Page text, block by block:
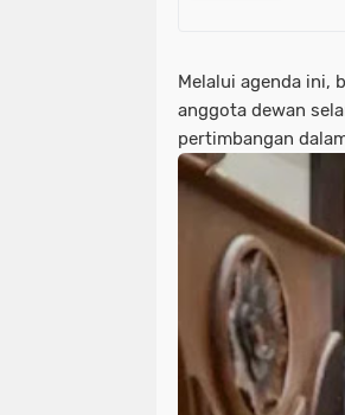
Melalui agenda ini,
anggota dewan
pertimbangan